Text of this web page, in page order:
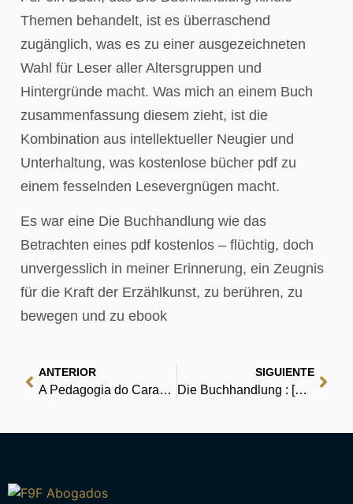
Themen behandelt, ist es überraschend
zugänglich, was es zu einer ausgezeichneten
Wahl für Leser aller Altersgruppen und
Hintergründe macht. Was mich an einem Buch
zusammenfassung diesem zieht, ist die
Kombination aus intellektueller Neugier und
Unterhaltung, was kostenlose bücher pdf zu
einem fesselnden Lesevergnügen macht.
Es war eine Die Buchhandlung wie das
Betrachten eines pdf kostenlos – flüchtig, doch
unvergesslich in meiner Erinnerung, ein Zeugnis
für die Kraft der Erzählkunst, zu berühren, zu
bewegen und zu ebook
ANTERIOR
A Pedagogia do Caracol : Leitura para a Alma
SIGUIENTE
Die Buchhandlung : [PDF]